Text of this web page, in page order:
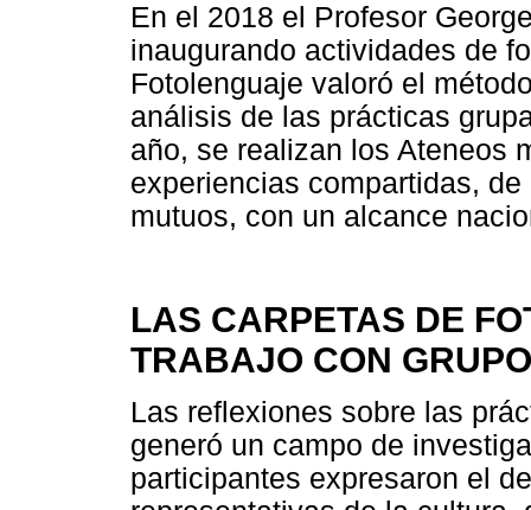
En el 2018 el Profesor
inaugurando actividades de
Fotolenguaje valoró el
análisis de las prácticas
año, se realizan los Ateneos
experiencias compartidas,
mutuos, con un alcance
LAS CARPETAS DE
TRABAJO CON
Las reflexiones sobre las
generó un campo de
participantes expresaron el